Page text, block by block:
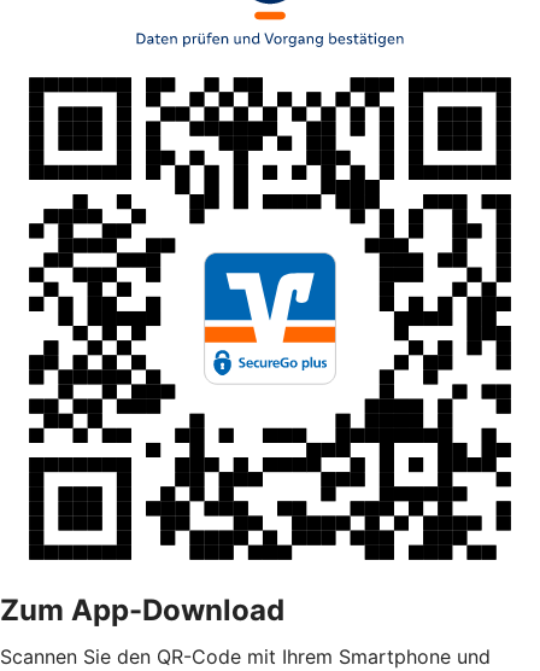
Zum App-Download
Scannen Sie den QR-Code mit Ihrem Smartphone und